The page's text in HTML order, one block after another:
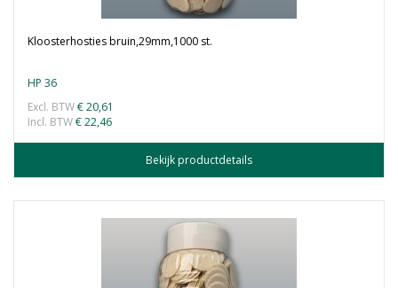
Kloosterhosties bruin,29mm,1000 st.
HP 36
Excl. BTW€ 20,61
Incl. BTW€ 22,46
Bekijk productdetails